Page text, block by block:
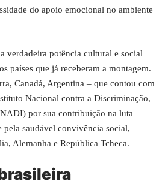
do apoio emocional no ambiente
verdadeira potência cultural e social
países que já receberam a montagem.
Canadá, Argentina – que contou com
Nacional contra a Discriminação,
por sua contribuição na luta
pela saudável convivência social,
Alemanha e República Tcheca.